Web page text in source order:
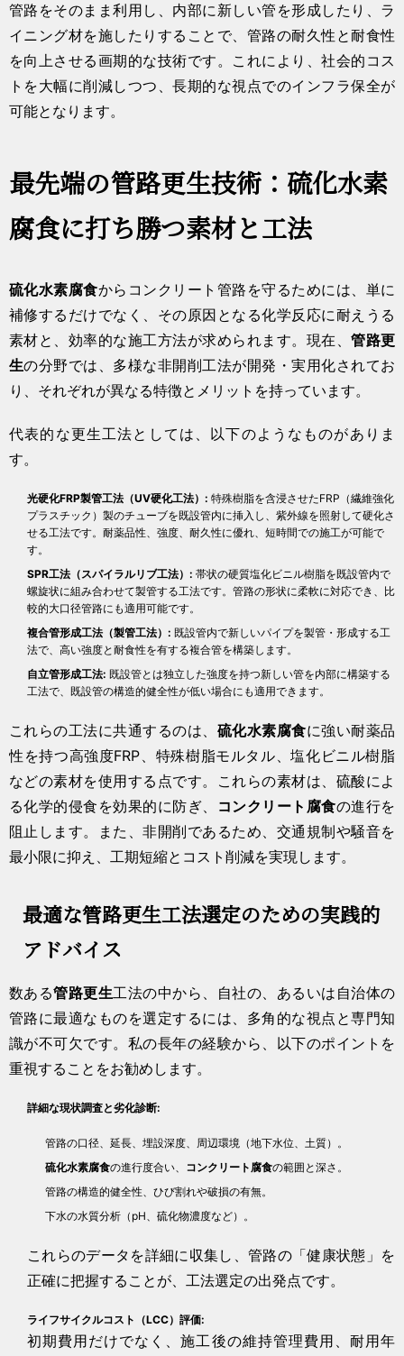
管路をそのまま利用し、内部に新しい管を形成したり、ラ
イニング材を施したりすることで、管路の耐久性と耐食性
を向上させる画期的な技術です。これにより、社会的コス
トを大幅に削減しつつ、長期的な視点でのインフラ保全が
可能となります。
最先端の管路更生技術：硫化水素
腐食に打ち勝つ素材と工法
硫化水素腐食からコンクリート管路を守るためには、単に
補修するだけでなく、その原因となる化学反応に耐えうる
素材と、効率的な施工方法が求められます。現在、管路更
生の分野では、多様な非開削工法が開発・実用化されてお
り、それぞれが異なる特徴とメリットを持っています。
代表的な更生工法としては、以下のようなものがありま
す。
光硬化FRP製管工法（UV硬化工法）: 特殊樹脂を含浸させたFRP（繊維強化
プラスチック）製のチューブを既設管内に挿入し、紫外線を照射して硬化さ
せる工法です。耐薬品性、強度、耐久性に優れ、短時間での施工が可能で
す。
SPR工法（スパイラルリブ工法）: 帯状の硬質塩化ビニル樹脂を既設管内で
螺旋状に組み合わせて製管する工法です。管路の形状に柔軟に対応でき、比
較的大口径管路にも適用可能です。
複合管形成工法（製管工法）: 既設管内で新しいパイプを製管・形成する工
法で、高い強度と耐食性を有する複合管を構築します。
自立管形成工法: 既設管とは独立した強度を持つ新しい管を内部に構築する
工法で、既設管の構造的健全性が低い場合にも適用できます。
これらの工法に共通するのは、 硫化水素腐食に強い耐薬品
性を持つ高強度FRP、特殊樹脂モルタル、塩化ビニル樹脂
などの素材を使用する点です。これらの素材は、硫酸によ
る化学的侵食を効果的に防ぎ、
コンクリート腐食の進行を
阻止します。また、非開削であるため、交通規制や騒音を
最小限に抑え、工期短縮とコスト削減を実現します。
最適な管路更生工法選定のための実践的
アドバイス
数ある管路更生工法の中から、自社の、あるいは自治体の
管路に最適なものを選定するには、多角的な視点と専門知
識が不可欠です。私の長年の経験から、以下のポイントを
重視することをお勧めします。
詳細な現状調査と劣化診断:
管路の口径、延長、埋設深度、周辺環境（地下水位、土質）。
硫化水素腐食の進行度合い、 コンクリート腐食の範囲と深さ。
管路の構造的健全性、ひび割れや破損の有無。
下水の水質分析（pH、硫化物濃度など）。
これらのデータを詳細に収集し、管路の「健康状態」を
正確に把握することが、工法選定の出発点です。
ライフサイクルコスト（LCC）評価:
初期費用だけでなく、施工後の維持管理費用、耐用年